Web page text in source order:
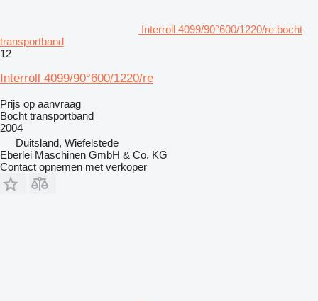
Interroll 4099/90°600/1220/re bocht
transportband
12
Interroll 4099/90°600/1220/re
Prijs op aanvraag
Bocht transportband
2004
Duitsland, Wiefelstede
Eberlei Maschinen GmbH & Co. KG
Contact opnemen met verkoper